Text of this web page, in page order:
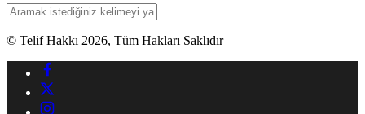
© Telif Hakkı 2026, Tüm Hakları Saklıdır